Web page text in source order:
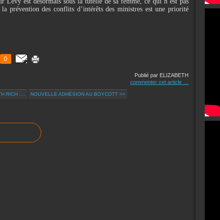
prévention des conflits d’intérêts des ministres est une priorité
0
Publié par ELIZABETH
commenter cet article
RICH :... NOUVELLE ADHÉSION AU BOYCOTT >>